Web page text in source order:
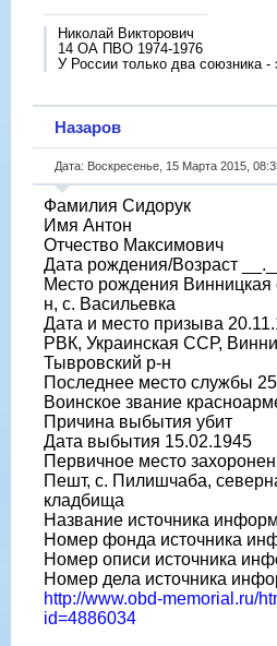
Николай Викторович
14 ОА ПВО 1974-1976
У России только два союзника
Назаров
Дата: Воскресенье, 15 Марта 2015,
Фамилия Сидорук
Имя Антон
Отчество Максимович
Дата рождения/Возраст
Место рождения Винницкая
н, с. Васильевка
Дата и место призыва
РВК, Украинская ССР,
Тывровский р-н
Последнее место службы
Воинское звание
Причина выбытия убит
Дата выбытия 15.02.1945
Первичное место
Пешт, с. Пилишчаба,
кладбища
Название источника
Номер фонда источника
Номер описи источника
Номер дела источника
http://www.obd-memorial.ru/
id=4886034